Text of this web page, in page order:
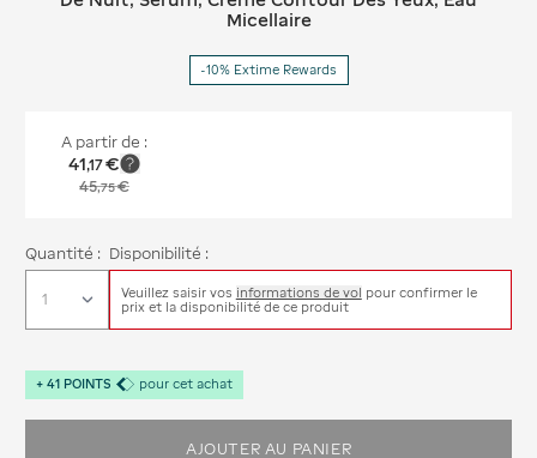
Micellaire
-10% Extime Rewards
A partir de :
41,17€
45,75€
Quantité : Disponibilité :
Veuillez saisir vos informations de vol pour confirmer le
prix et la disponibilité de ce produit
+ 41 POINTS pour cet achat
AJOUTER AU PANIER